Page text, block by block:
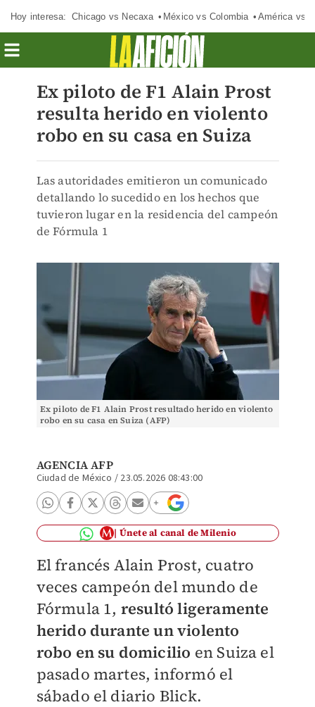
Hoy interesa: Chicago vs Necaxa México vs Colombia América vs
Ex piloto de F1 Alain Prost
resulta herido en violento
robo en su casa en Suiza
Las autoridades emitieron un comunicado
detallando lo sucedido en los hechos que
tuvieron lugar en la residencia del campeón
de Fórmula 1
Ex piloto de F1 Alain Prost resultado herido en violento
robo en su casa en Suiza (AFP)
AGENCIA AFP
Ciudad de México / 23.05.2026 08:43:00
Únete al canal de Milenio
El francés Alain Prost, cuatro
veces campeón del mundo de
Fórmula 1, resultó ligeramente
herido durante un violento
robo en su domicilio en Suiza el
pasado martes, informó el
sábado el diario Blick.